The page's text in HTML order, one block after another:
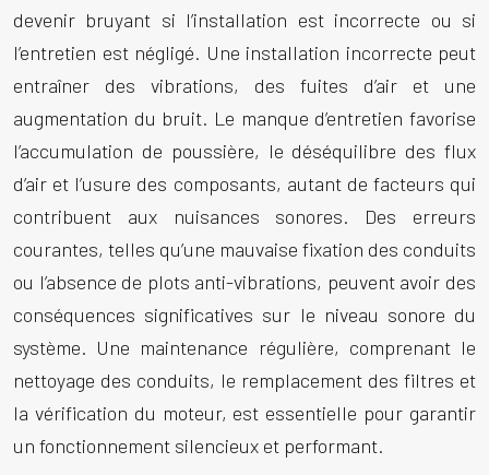
devenir bruyant si l’installation est incorrecte ou si
l’entretien est négligé. Une installation incorrecte peut
entraîner des vibrations, des fuites d’air et une
augmentation du bruit. Le manque d’entretien favorise
l’accumulation de poussière, le déséquilibre des flux
d’air et l’usure des composants, autant de facteurs qui
contribuent aux nuisances sonores. Des erreurs
courantes, telles qu’une mauvaise fixation des conduits
ou l’absence de plots anti-vibrations, peuvent avoir des
conséquences significatives sur le niveau sonore du
système. Une maintenance régulière, comprenant le
nettoyage des conduits, le remplacement des filtres et
la vérification du moteur, est essentielle pour garantir
un fonctionnement silencieux et performant.